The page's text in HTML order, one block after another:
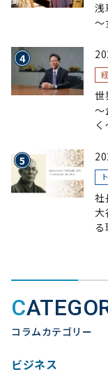
浅
〜
世
〜
社
大
る
コラムカテゴリー
ビジネス